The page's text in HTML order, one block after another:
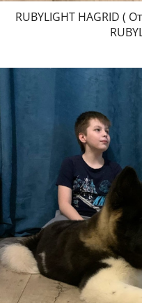
RUBYLIGHT HAGRID (